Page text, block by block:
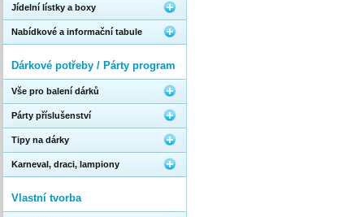
Jídelní lístky a boxy
Nabídkové a informační tabule
Dárkové potřeby / Párty program
Vše pro balení dárků
Párty příslušenství
Tipy na dárky
Karneval, draci, lampiony
Vlastní tvorba